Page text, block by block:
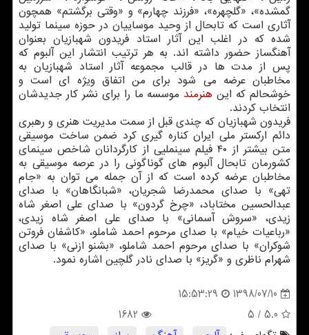
گمشده»، «گلچهره»، «فرزند چهارم» و «وقتی برگشتم» همچون
آثاری است كه تابحال از وحید موساییان در حوزه سینما تولید
شده كه در اغلب این آثار استاد فریدون شهبازیان بعنوان
آهنگساز حضور داشته اند. به هر ترتیب انتشار این آلبوم كه
پس از مدت ها در قالب مجموعه آثار استاد شهبازیان به
مخاطبان عرضه می شود برای من اتفاق ویژه ای است و
خوشحالم كه این هنرمند موسسه ما را برای نشر كار جدیدشان
انتخاب كردند.
فریدون شهبازیان كه چندی قبل از سمت مدیریت هنری و رهبری
دائم اركستر ملی ایران كناره گیری كرد ضمن ساخت موسیقی
متن بیشتر از ۴۰ فیلم سینملیی از كارگردانان شاخص سینمای
كشورمان تابحال آلبوم های گوناگونی را در عرصه موسیقی به
مخاطبان عرضه كرده است كه از آن جمله می توان به «جام
تهی» با صدای محمدرضا شجریان، «شبانگاهان» با صدای
عبدالحسین مختاباد، «چرخ گردون» با صدای علی اصغر شاه
زیدی، «سروش آسمانی» با صدای علی اصغر شاه زیدی،
«رباعیات خیام» با صدای مرحوم احمد شاملو، «كاشفان فروتن
شوكران» با صدای مرحوم احمد شاملو، «بشنو ازنی» با صدای
شهرام ناظری و «گریز» با صدای نادر گلچین اشاره نمود.
1398/07/10
15:53:29
5.0
/ 5
1682